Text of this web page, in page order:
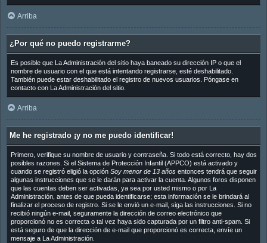
Arriba
¿Por qué no puedo registrarme?
Es posible que La Administración del sitio haya baneado su dirección IP o que el
nombre de usuario con el que está intentando registrarse, esté deshabilitado.
También puede estar deshabilitado el registro de nuevos usuarios. Póngase en
contacto con La Administración del sitio.
Arriba
Me he registrado ¡y no me puedo identificar!
Primero, verifique su nombre de usuario y contraseña. Si todo está correcto, hay dos
posibles razones. Si el Sistema de Protección Infantil (APPCO) está activado y
cuando se registró eligió la opción Soy menor de 13 añosentonces tendrá que seguir
algunas instrucciones que se le darán para activar la cuenta. Algunos foros disponen
que las cuentas deben ser activadas, ya sea por usted mismo o por La
Administración, antes de que pueda identificarse; esta información se le brindará al
finalizar el proceso de registro. Si se le envió un e-mail, siga las instrucciones. Si no
recibió ningún e-mail, seguramente la dirección de correo electrónico que
proporcionó no es correcta o tal vez haya sido capturada por un filtro anti-spam. Si
está seguro de que la dirección de e-mail que proporcionó es correcta, envíe un
mensaje a La Administración.